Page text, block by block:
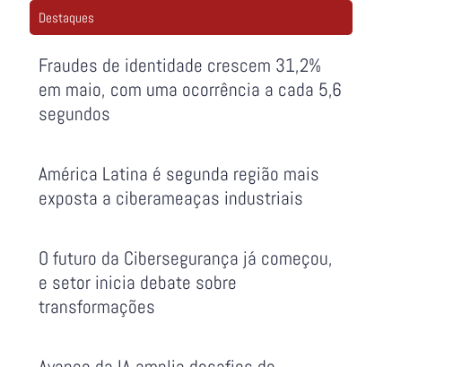
Destaques
Fraudes de identidade crescem 31,2%
em maio, com uma ocorrência a cada 5,6
segundos
América Latina é segunda região mais
exposta a ciberameaças industriais
O futuro da Cibersegurança já começou,
e setor inicia debate sobre
transformações